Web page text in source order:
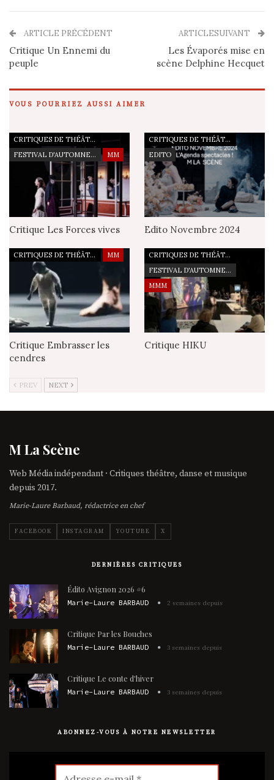
ARTICLE PRÉCÉDENT
Critique Un Ennemi du
peuple
ARTICLESUIVANT
Les Évaporés mise en
scène Delphine Hecquet
VOUS POURRIEZ AUSSI AIMER
CRITIQUES DE THÉÂTRE
FESTIVAL D'AUTOMNE À PARIS
MM
Critique Les Forces vives
CRITIQUES DE THÉÂTRE
EDITO
Edito Novembre 2024
CRITIQUES DE THÉÂTRE MM
Critique Embrasser les
cendres
CRITIQUES DE THÉÂTRE
FESTIVAL D'AUTOMNE À PARIS
MMM
Critique HIKU
PREV NEXT
M La Scène
Web Média indépendant · Critiques théâtre, danse et musique
depuis 2017.
Marie-Laure Barbaud, rédactrice en chef
FACEBOOK INSTAGRAM YOUTUBE X
DERNIÈRES CRITIQUES
Édito Avignon 2026 #6
Marie-Laure BARBAUD 2 semaines depuis
Critique Par les Bouches
Marie-Laure BARBAUD 3 semaines depuis
Critique Le conte d'hiver
Marie-Laure BARBAUD 3 semaines depuis
ABONNEZ-VOUS À NOTRE NEWSLETTER